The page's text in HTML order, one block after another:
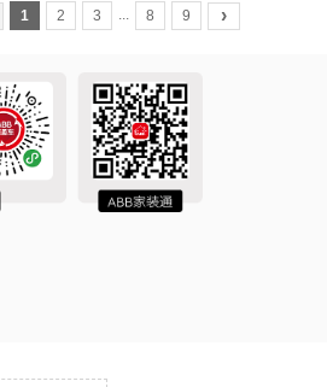
1 2 3 ... 8 9 ›